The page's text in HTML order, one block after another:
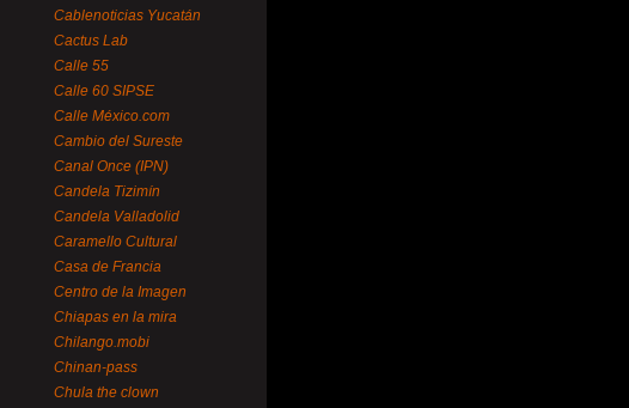
Cablenoticias Yucatán
Cactus Lab
Calle 55
Calle 60 SIPSE
Calle México.com
Cambio del Sureste
Canal Once (IPN)
Candela Tizimín
Candela Valladolid
Caramello Cultural
Casa de Francia
Centro de la Imagen
Chiapas en la mira
Chilango.mobi
Chinan-pass
Chula the clown